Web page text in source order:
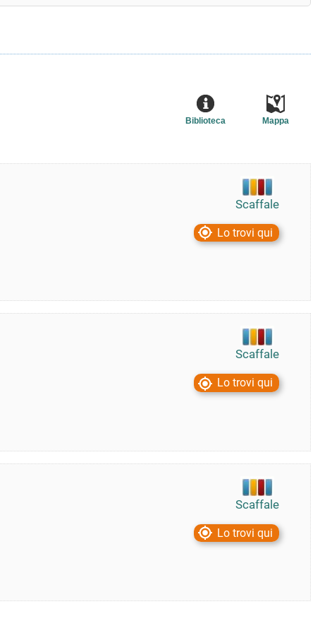
Mappa
Biblioteca
Scaffale
Lo trovi qui
Scaffale
Lo trovi qui
Scaffale
Lo trovi qui